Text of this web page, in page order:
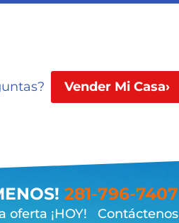
Vender Mi Casa›
281-796-7407
oferta ¡HOY! Contáctenos